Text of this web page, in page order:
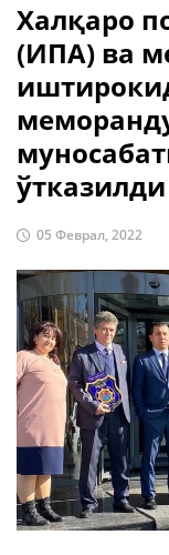
Халқаро
(ИПА) ва
ўтказилди
05 Феврал, 2022